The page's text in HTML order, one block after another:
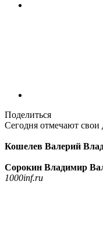
Поделиться
Сегодня отмечают
Кошелев Валерий
Сорокин Владимир
1000inf.ru